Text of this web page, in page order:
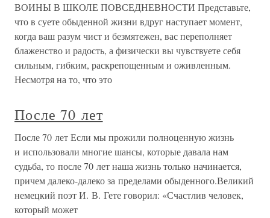
ВОИНЫ В ШКОЛЕ ПОВСЕДНЕВНОСТИ Представьте,
что в суете обыденной жизни вдруг наступает момент,
когда ваш разум чист и безмятежен, вас переполняет
блаженство и радость, а физически вы чувствуете себя
сильным, гибким, раскрепощенным и оживленным.
Несмотря на то, что это
После 70 лет
После 70 лет Если мы прожили полноценную жизнь
и использовали многие шансы, которые давала нам
судьба, то после 70 лет наша жизнь только начинается,
причем далеко-далеко за пределами обыденного.Великий
немецкий поэт И. В. Гете говорил: «Счастлив человек,
который может